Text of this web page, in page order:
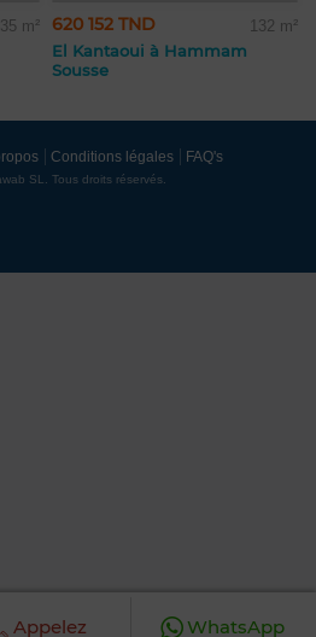
m² 620 152 TND 132 m²
El Kantaoui à Hammam
Sousse
Appelez WhatsApp
Conditions légales FAQ's
SL. Tous droits réservés.